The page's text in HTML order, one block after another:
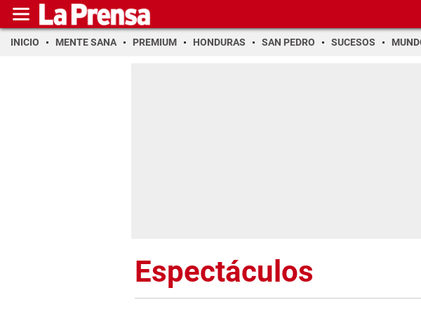
INICIO MENTE SANA PREMIUM HONDURAS SAN PEDRO SUCESOS
Espectáculos